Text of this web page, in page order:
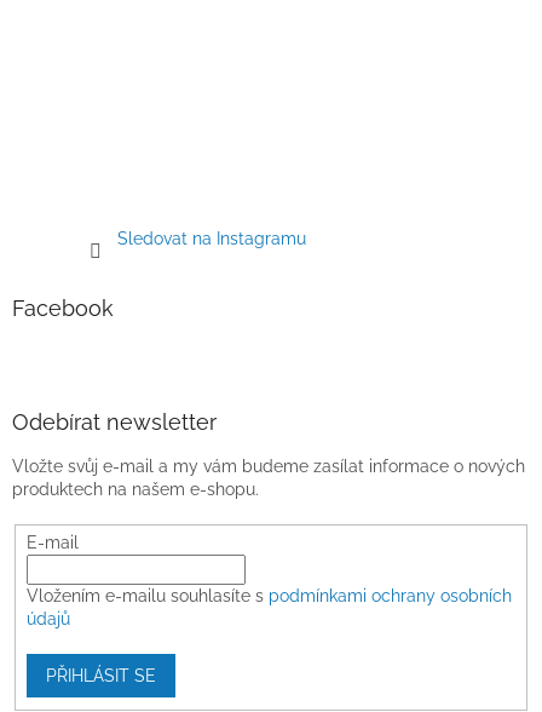
Sledovat na Instagramu
Facebook
Odebírat newsletter
Vložte svůj e-mail a my vám budeme zasílat informace o nových
produktech na našem e-shopu.
E-mail
Vložením e-mailu souhlasíte s podmínkami ochrany osobních
údajů
PŘIHLÁSIT SE